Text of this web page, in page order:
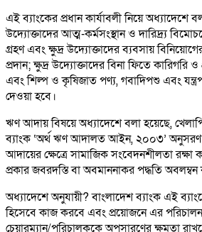
এই ব্যাংকের প্রধান কার্যাবলী নিয়ে অধ্যাদেশে
উদ্যোক্তাদের আত্ম-কর্মসংস্থান ও দারিদ্র্য
গ্রহণ এবং ক্ষুদ্র উদ্যোক্তাদের ব্যবসায়
প্রদান; ক্ষুদ্র উদ্যোক্তাদের বিনা ফিতে কারিগরি
এবং শিল্প ও কৃষিজাত পণ্য, গবাদিপশু এবং
দেওয়া হবে।
ঋণ আদায় বিষয়ে অধ্যাদেশে বলা হয়েছে,
ব্যাংক ‘অর্থ ঋণ আদালত আইন, ২০০৩’
আদায়ের ক্ষেত্রে সামাজিক সংবেদনশীলতা
প্রকার জবরদস্তি বা অবমাননাকর পদ্ধতি অবলম্বন
অধ্যাদেশে অনুযায়ী? বাংলাদেশ ব্যাংক এই
হিসেবে কাজ করবে এবং প্রয়োজনে এর
চেয়ারম্যান/পরিচালককে অপসারণের ক্ষমতা